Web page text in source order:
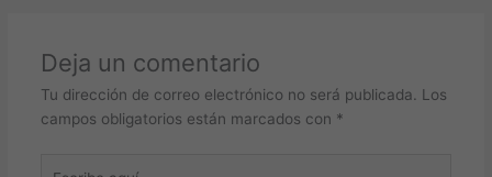
Deja un comentario
Tu dirección de correo electrónico no será publicada. Los
campos obligatorios están marcados con *